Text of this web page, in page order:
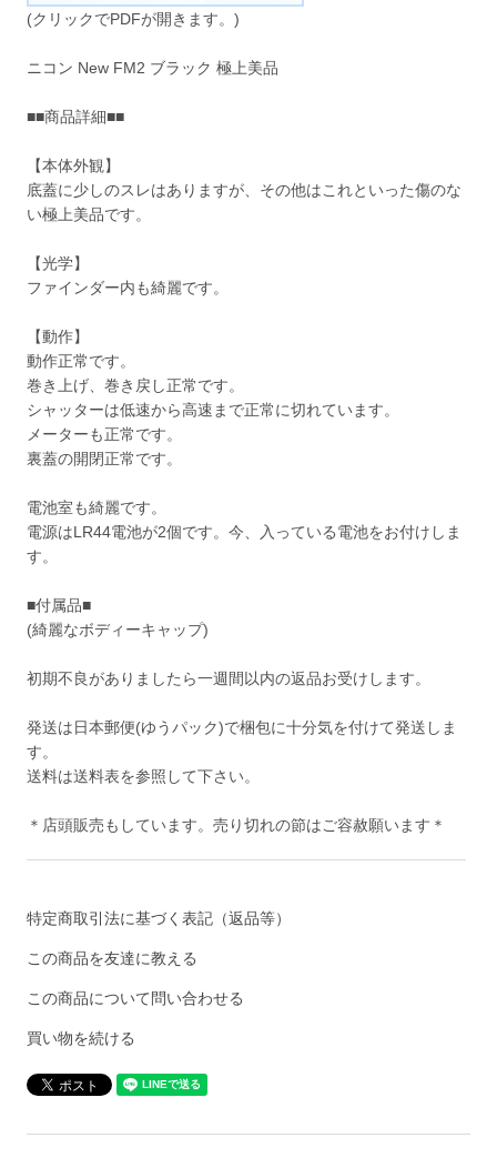
(クリックでPDFが開きます。)
ニコン New FM2 ブラック 極上美品
■■商品詳細■■
【本体外観】
底蓋に少しのスレはありますが、その他はこれといった傷のな
い極上美品です。
【光学】
ファインダー内も綺麗です。
【動作】
動作正常です。
巻き上げ、巻き戻し正常です。
シャッターは低速から高速まで正常に切れています。
メーターも正常です。
裏蓋の開閉正常です。
電池室も綺麗です。
電源はLR44電池が2個です。今、入っている電池をお付けしま
す。
■付属品■
(綺麗なボディーキャップ)
初期不良がありましたら一週間以内の返品お受けします。
発送は日本郵便(ゆうパック)で梱包に十分気を付けて発送しま
す。
送料は送料表を参照して下さい。
＊店頭販売もしています。売り切れの節はご容赦願います＊
特定商取引法に基づく表記（返品等）
この商品を友達に教える
この商品について問い合わせる
買い物を続ける